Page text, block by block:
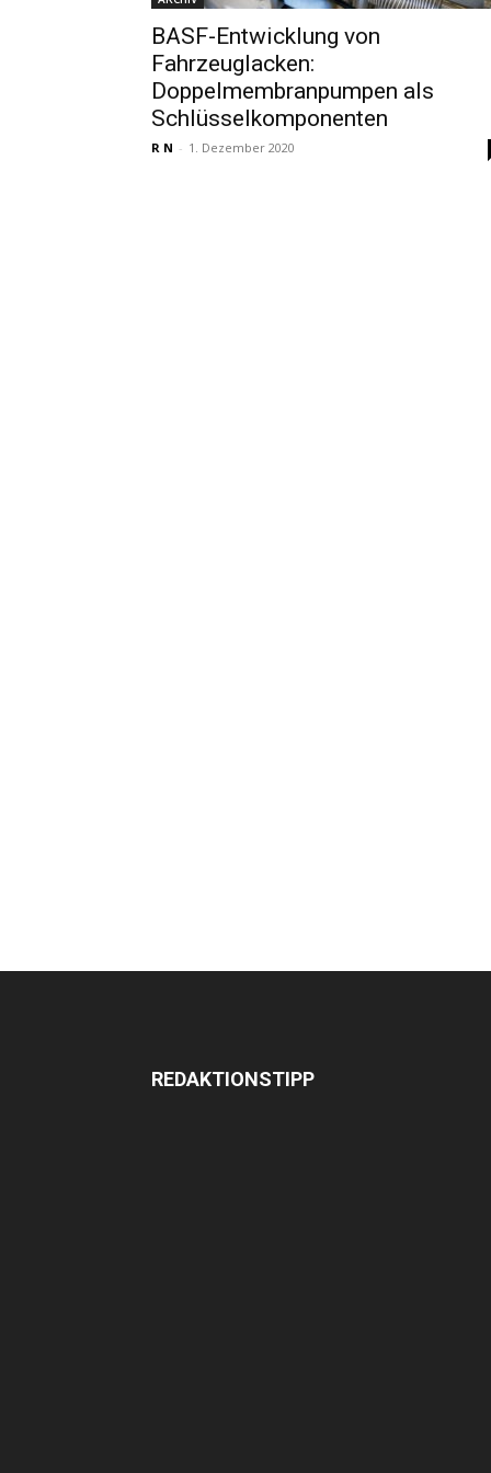
BASF-Entwicklung von
Fahrzeuglacken:
Doppelmembranpumpen als
Schlüsselkomponenten
R N - 1. Dezember 2020
REDAKTIONSTIPP